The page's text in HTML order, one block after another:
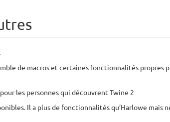
de macros et certaines fonctionnalités propres
les personnes qui découvrent Twine 2
Il a plus de fonctionnalités qu’Harlowe